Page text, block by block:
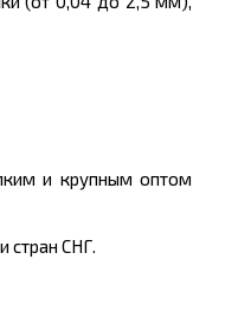
и крупным оптом
стран СНГ.